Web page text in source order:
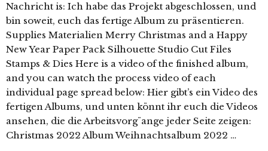
Nachricht is: Ich habe das Projekt abgeschlossen, und
bin soweit, euch das fertige Album zu präsentieren.
Supplies Materialien Merry Christmas and a Happy
New Year Paper Pack Silhouette Studio Cut Files
Stamps & Dies Here is a video of the finished album,
and you can watch the process video of each
individual page spread below: Hier gibt’s ein Video des
fertigen Albums, und unten könnt ihr euch die Videos
ansehen, die die Arbeitsvorg¨ange jeder Seite zeigen:
Christmas 2022 Album Weihnachtsalbum 2022 …